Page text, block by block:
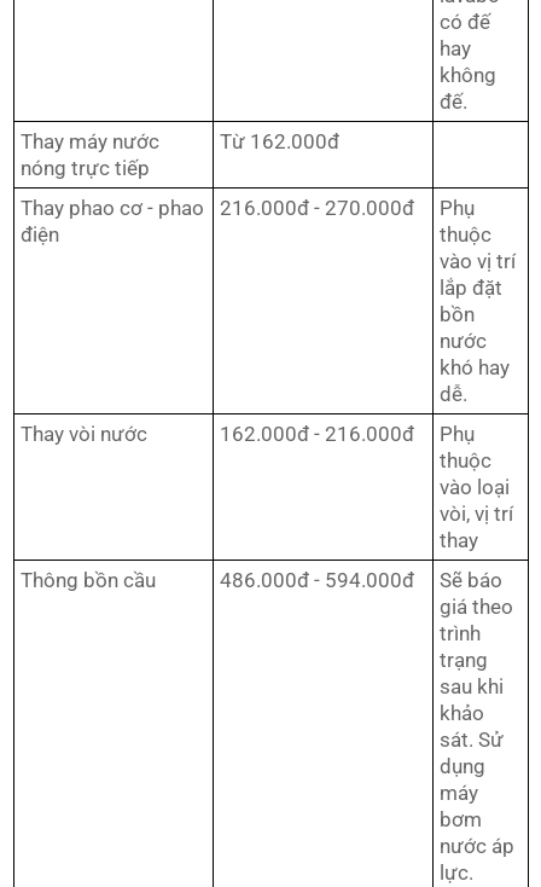
có đế
hay
không
đế.
Thay máy nước
nóng trực tiếp
Từ 162.000đ
Thay phao cơ - phao
điện
216.000đ - 270.000đ
Phụ
thuộc
vào vị trí
lắp đặt
bồn
nước
khó hay
dễ.
Thay vòi nước
162.000đ - 216.000đ
Phụ
thuộc
vào loại
vòi, vị trí
thay
Thông bồn cầu
486.000đ - 594.000đ
Sẽ báo
giá theo
trình
trạng
sau khi
khảo
sát. Sử
dụng
máy
bơm
nước áp
lực.